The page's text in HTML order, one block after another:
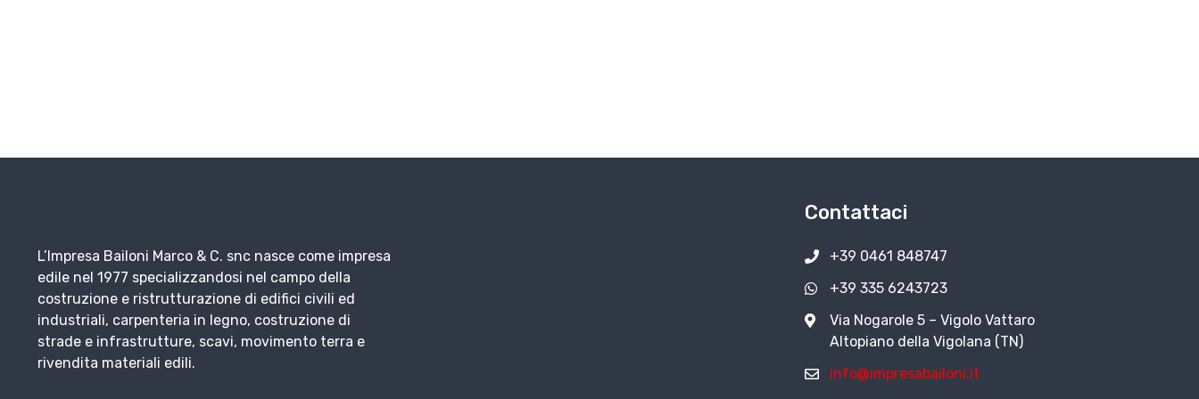
L’Impresa Bailoni Marco & C. snc nasce come impresa
edile nel 1977 specializzandosi nel campo della
costruzione e ristrutturazione di edifici civili ed
industriali, carpenteria in legno, costruzione di
strade e infrastrutture, scavi, movimento terra e
rivendita materiali edili.
Contattaci
+39 0461 848747
+39 335 6243723
Via Nogarole 5 – Vigolo Vattaro
Altopiano della Vigolana (TN)
info@impresabailoni.it